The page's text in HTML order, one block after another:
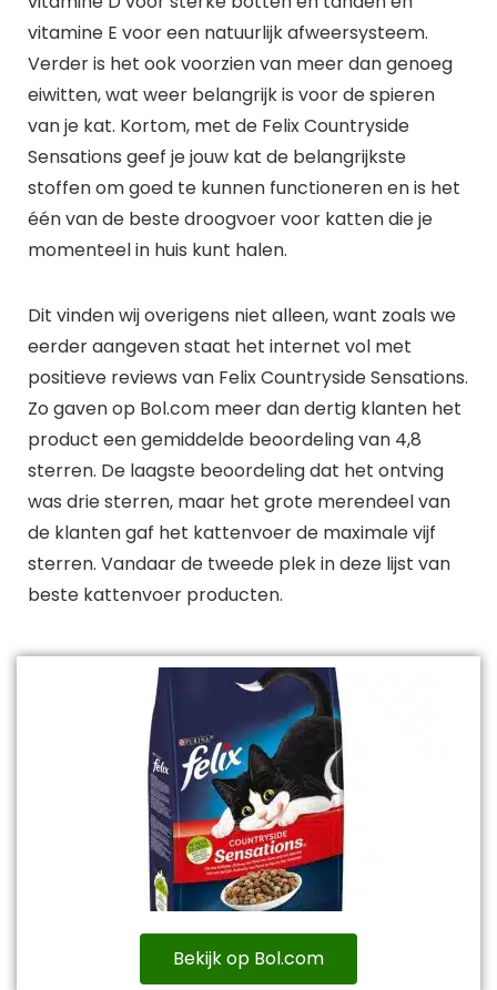
vitamine E voor een natuurlijk afweersysteem.
Verder is het ook voorzien van meer dan genoeg
eiwitten, wat weer belangrijk is voor de spieren
van je kat. Kortom, met de Felix Countryside
Sensations geef je jouw kat de belangrijkste
stoffen om goed te kunnen functioneren en is het
één van de beste droogvoer voor katten die je
momenteel in huis kunt halen.
Dit vinden wij overigens niet alleen, want zoals we
eerder aangeven staat het internet vol met
positieve reviews van Felix Countryside Sensations.
Zo gaven op Bol.com meer dan dertig klanten het
product een gemiddelde beoordeling van 4,8
sterren. De laagste beoordeling dat het ontving
was drie sterren, maar het grote merendeel van
de klanten gaf het kattenvoer de maximale vijf
sterren. Vandaar de tweede plek in deze lijst van
beste kattenvoer producten.
Bekijk op Bol.com